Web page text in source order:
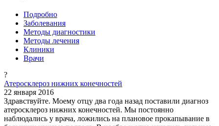
Подробно
Заболевания
Методы диагностики
Методы лечения
Клиники
Врачи
?
Атеросклероз нижних конечностей
22 января 2016
Здравствуйте. Моему отцу два года назад поставили диагноз
атеросклероз нижних конечностей. Мы постоянно
наблюдались у врача, ложились на плановое прокапывание в